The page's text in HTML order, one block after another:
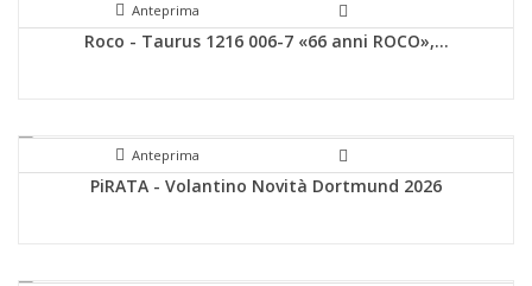
Anteprima
Roco - Taurus 1216 006-7 «66 anni ROCO»,...
Anteprima
PiRATA - Volantino Novità Dortmund 2026